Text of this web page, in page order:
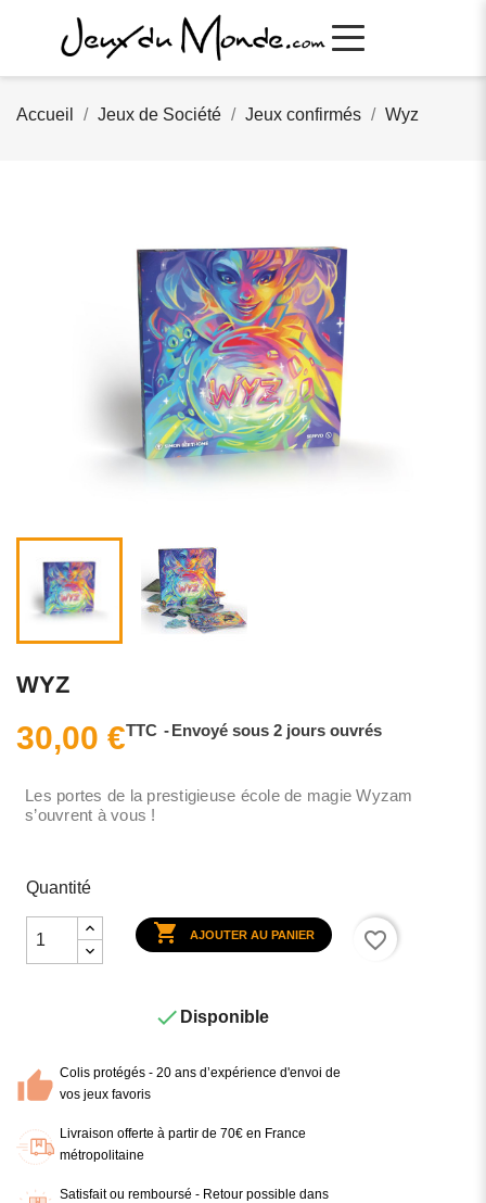
Accueil Jeux de Société Jeux confirmés Wyz
WYZ
30,00 €TTC Envoyé sous 2 jours ouvrés
Les portes de la prestigieuse école de magie Wyzam
s’ouvrent à vous !
Quantité
 AJOUTER AU PANIER favorite_border
 Disponible
Colis protégés - 20 ans d’expérience d'envoi de
vos jeux favoris
Livraison offerte à partir de 70€ en France
métropolitaine
Satisfait ou remboursé - Retour possible dans